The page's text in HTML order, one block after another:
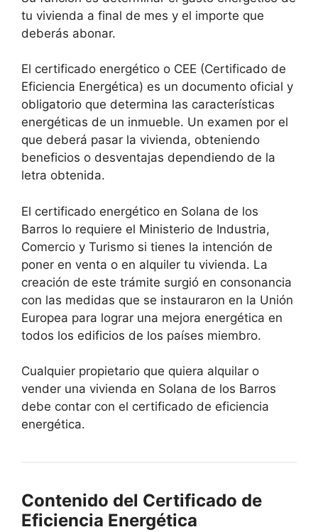
tu vivienda a final de mes y el importe que
deberás abonar.
El certificado energético o CEE (Certificado de
Eficiencia Energética) es un documento oficial y
obligatorio que determina las características
energéticas de un inmueble. Un examen por el
que deberá pasar la vivienda, obteniendo
beneficios o desventajas dependiendo de la
letra obtenida.
El certificado energético en Solana de los
Barros lo requiere el Ministerio de Industria,
Comercio y Turismo si tienes la intención de
poner en venta o en alquiler tu vivienda. La
creación de este trámite surgió en consonancia
con las medidas que se instauraron en la Unión
Europea para lograr una mejora energética en
todos los edificios de los países miembro.
Cualquier propietario que quiera alquilar o
vender una vivienda en Solana de los Barros
debe contar con el certificado de eficiencia
energética.
Contenido del Certificado de
Eficiencia Energética